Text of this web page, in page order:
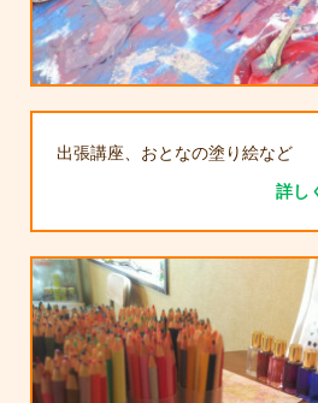
出張講座、おとなの塗り絵など
詳し